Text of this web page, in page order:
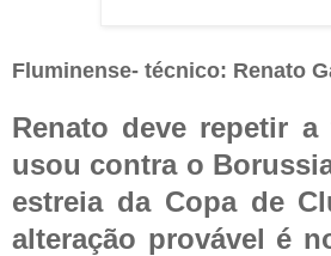
Fluminense- técnico: Renato
Renato deve repetir a
usou contra o
estreia da Copa de
alteração provável é